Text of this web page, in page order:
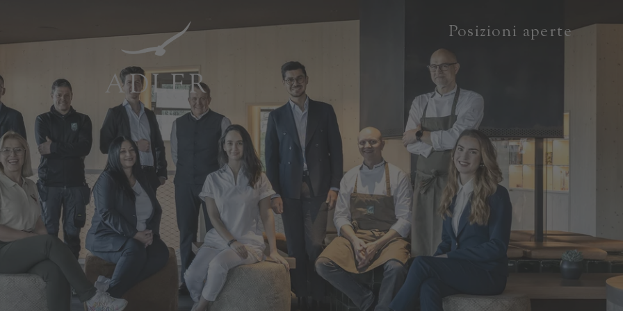
Posizioni aperte